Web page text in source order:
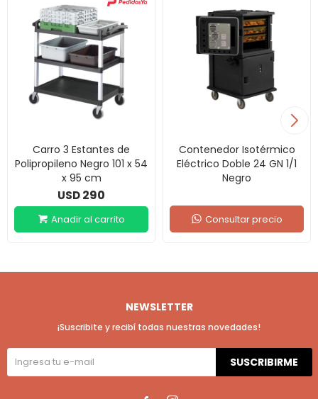
Carro 3 Estantes de
Polipropileno Negro 101 x 54
x 95 cm
USD290
Contenedor Isotérmico
Eléctrico Doble 24 GN 1/1
Negro
Consultar precio
NEWSLETTER
¡Suscribite y recibí todas nuestras novedades!
SUSCRIBIRME